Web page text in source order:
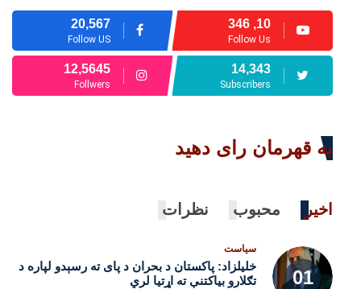
20,567
Follow US
10, 346
Follow Us
12,5645
Follwers
14,343
Subscribers
به قهرمان رای دهید
اخیر محبوب نظرات
سیاست
خلیلزاد: پاکستان د بحران د پای ته رسېدو لپاره د
تګلارو بیاکتنې ته اړتیا لري